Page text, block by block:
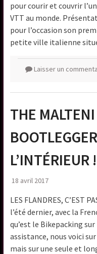
pour courir et couvrir
VTT au monde.
pour l’occasion son
petite ville italienne
Laisser un
THE
L’INTÉRIEUR !
18 avril 2017
LES FLANDRES, C’EST
l’été dernier, avec la
qu’est le Bikepacking
assistance, nous voici
mais sur une seule et